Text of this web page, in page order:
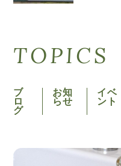
TOPICS
ブ
ロ
グ
お知
らせ
イベ
ント